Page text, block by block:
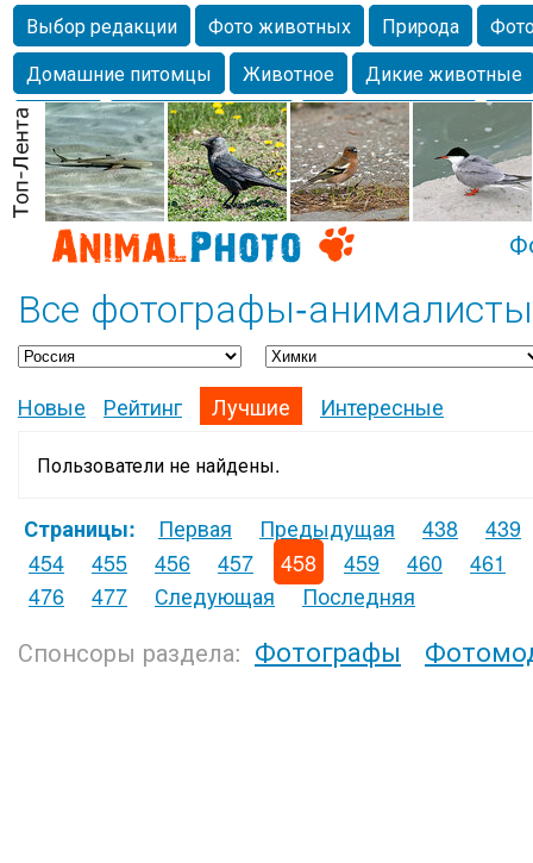
Выбор редакции Фото животных Природа
Домашние питомцы
Животное
Дикие животные
Собаки
Alexanderandronik Млекопитающие
Морда
Собачка Осень Портрет
Домашние
Насекомое
Коты Lebert Дикие птицы Утка
Все фотографы-
Новые Рейтинг Лучшие Интересные
Пользователи не найдены.
Страницы: Первая Предыдущая 438
439
454
455 456 457 458 459 460
461
476
477 Следующая Последняя
Спонсоры раздела: Фотографы